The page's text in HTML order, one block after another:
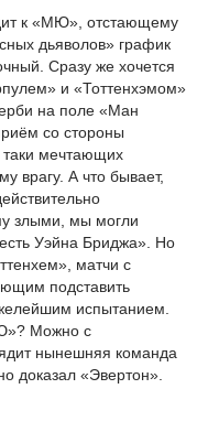
к «МЮ», отстающему
дьяволов» график
Сразу же хочется
и «Тоттенхэмом»
на поле «Ман
со стороны
таки мечтающих
врагу. А что бывает,
злыми, мы могли
Уэйна Бриджа». Но
матчи с
подставить
испытанием.
Можно с
нынешняя команда
доказал «Эвертон».